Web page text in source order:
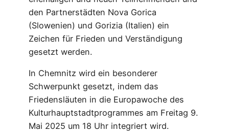
den Partnerstädten Nova Gorica
(Slowenien) und Gorizia (Italien) ein
Zeichen für Frieden und Verständigung
gesetzt werden.
In Chemnitz wird ein besonderer
Schwerpunkt gesetzt, indem das
Friedensläuten in die Europawoche des
Kulturhauptstadtprogrammes am Freitag 9.
Mai 2025 um 18 Uhr integriert wird.